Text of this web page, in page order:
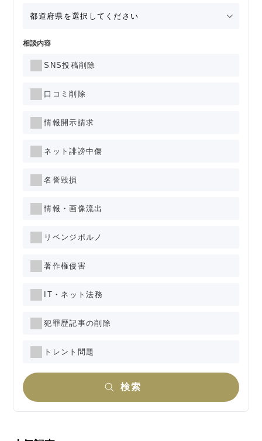
相談内容
SNS投稿削除
口コミ削除
情報開示請求
ネット誹謗中傷
名誉毀損
情報・画像流出
リベンジポルノ
著作権侵害
IT・ネット法務
犯罪歴記事の削除
トレント問題
検索